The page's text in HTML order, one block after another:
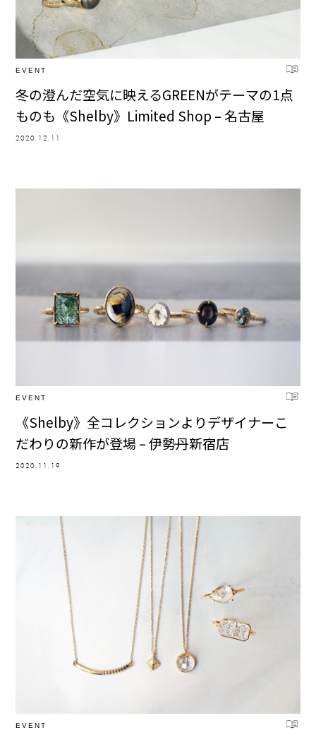
EVENT
冬の澄んだ空気に映えるGREENがテーマの1点
ものも《Shelby》Limited Shop – 名古屋
2020.12.11
EVENT
《Shelby》全コレクションよりデザイナーこ
だわりの新作が登場 – 伊勢丹新宿店
2020.11.19
EVENT